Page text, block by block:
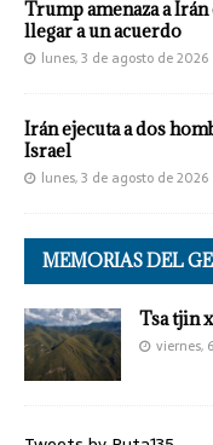
Trump amenaza a
llegar a un acuerdo
lunes, 3 de agosto de 2026
Irán ejecuta a dos
Israel
lunes, 3 de agosto de 2026
MEMORIAS DEL
Tsa tjin
viernes,